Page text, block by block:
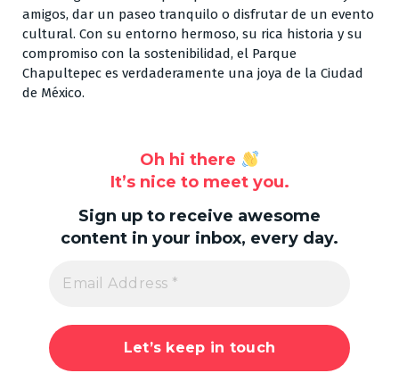
amigos, dar un paseo tranquilo o disfrutar de un evento
cultural. Con su entorno hermoso, su rica historia y su
compromiso con la sostenibilidad, el Parque
Chapultepec es verdaderamente una joya de la Ciudad
de México.
Oh hi there
It’s nice to meet you.
Sign up to receive awesome
content in your inbox, every day.